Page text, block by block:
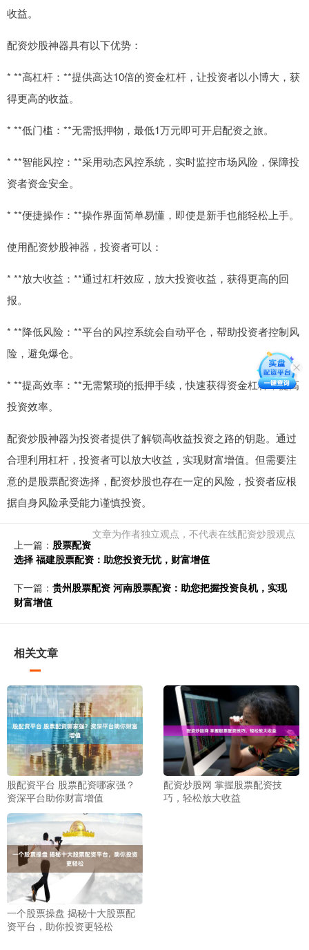
收益。
配资炒股神器具有以下优势：
* **高杠杆：**提供高达10倍的资金杠杆，让投资者以小博大，获
得更高的收益。
* **低门槛：**无需抵押物，最低1万元即可开启配资之旅。
* **智能风控：**采用动态风控系统，实时监控市场风险，保障投
资者资金安全。
* **便捷操作：**操作界面简单易懂，即使是新手也能轻松上手。
使用配资炒股神器，投资者可以：
* **放大收益：**通过杠杆效应，放大投资收益，获得更高的回
报。
* **降低风险：**平台的风控系统会自动平仓，帮助投资者控制风
险，避免爆仓。
* **提高效率：**无需繁琐的抵押手续，快速获得资金杠杆，提高
投资效率。
配资炒股神器为投资者提供了解锁高收益投资之路的钥匙。通过
合理利用杠杆，投资者可以放大收益，实现财富增值。但需要注
意的是股票配资选择，配资炒股也存在一定的风险，投资者应根
据自身风险承受能力谨慎投资。
文章为作者独立观点，不代表在线配资炒股观点
上一篇： 股票配资
选择 福建股票配资：助您投资无忧，财富增值
下一篇： 贵州股票配资 河南股票配资：助您把握投资良机，实现
财富增值
相关文章
股配资平台 股票配资哪家强？
资深平台助你财富增值
配资炒股网 掌握股票配资技
巧，轻松放大收益
一个股票操盘 揭秘十大股票配
资平台，助你投资更轻松